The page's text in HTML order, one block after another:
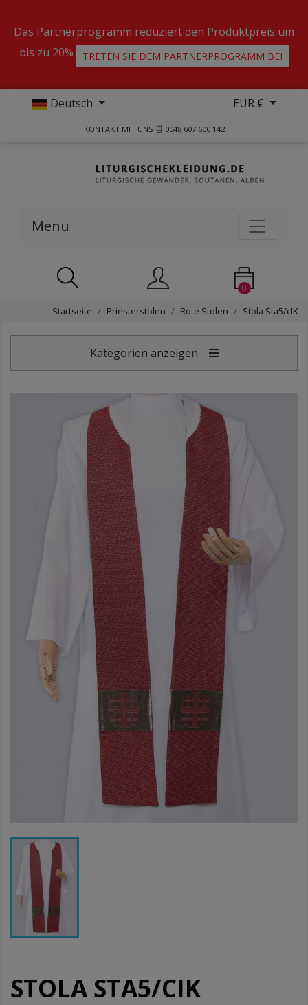
Das Partnerprogramm reduziert den Produktpreis um
bis zu 20%
TRETEN SIE DEM PARTNERPROGRAMM BEI
Deutsch EUR €
KONTAKT MIT UNS 0048 607 600 142
Menu
0
Startseite Priesterstolen Rote Stolen Stola Sta5/cIK
Kategorien anzeigen
STOLA STA5/CIK